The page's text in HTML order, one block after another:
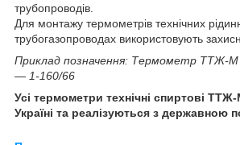
трубопроводів.
Для монтажу термометрів технічних
трубогазопроводах використовують
Приклад позначення: Термометр ТТЖ-М
— 1-160/66
Усі термометри технічні спиртові
Україні та реалізуються з державною